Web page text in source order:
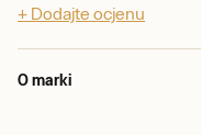
+ Dodajte ocjenu
O marki